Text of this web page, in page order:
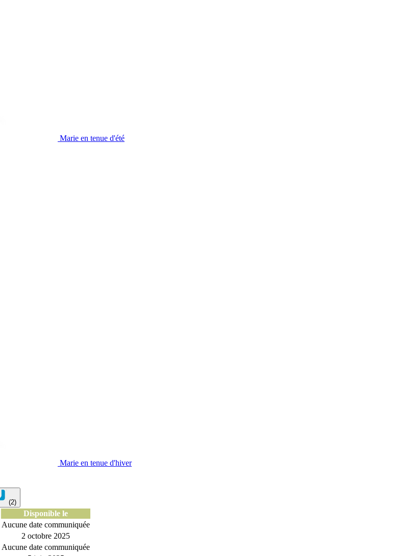
Marie en tenue d'été
Marie en tenue d'hiver
(2)
Disponible le
Aucune date communiquée
2 octobre 2025
Aucune date communiquée